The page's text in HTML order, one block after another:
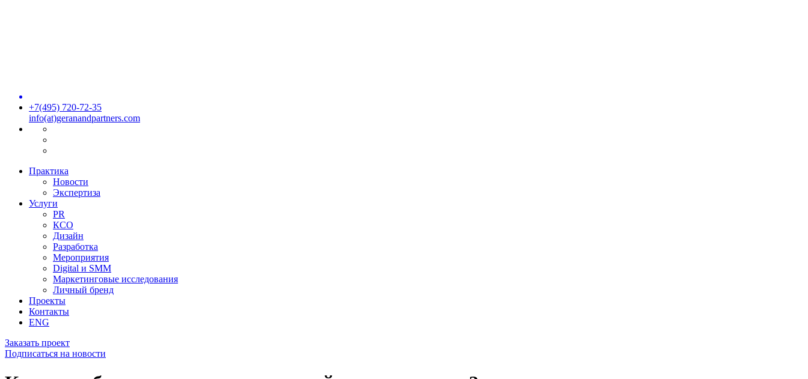
+7(495) 720-72-35
info(at)geranandpartners.com
Практика
Новости
Экспертиза
Услуги
PR
КСО
Дизайн
Разработка
Мероприятия
Digital и SMM
Маркетинговые исследования
Личный бренд
Проекты
Контакты
ENG
Заказать проект
Подписаться на новости